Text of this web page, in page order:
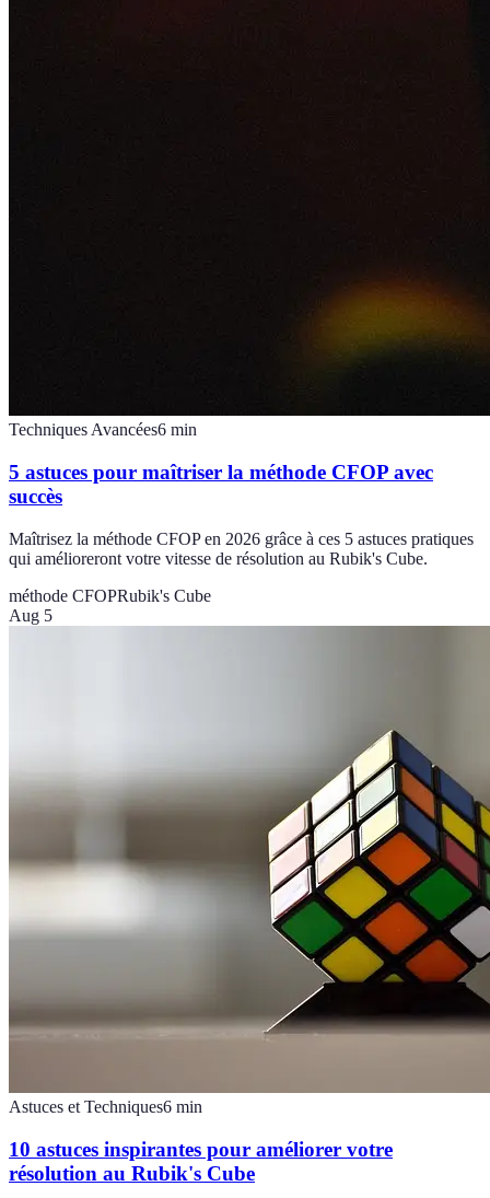
Techniques Avancées6 min
5 astuces pour maîtriser la méthode CFOP avec
succès
Maîtrisez la méthode CFOP en 2026 grâce à ces 5 astuces pratiques
qui amélioreront votre vitesse de résolution au Rubik's Cube.
méthode CFOPRubik's Cube
Aug 5
Astuces et Techniques6 min
10 astuces inspirantes pour améliorer votre
résolution au Rubik's Cube